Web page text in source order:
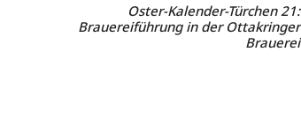
Oster-Kalender-Türchen 21:
Brauereiführung in der Ottakringer
Brauerei